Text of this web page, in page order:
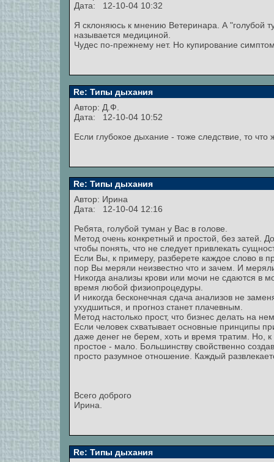
Дата: 12-10-04 10:32
Я склоняюсь к мнению Ветеринара. А "голубой
называется медициной.
Чудес по-прежнему нет. Но купирование
Re: Типы дыхания
Автор: Д.Ф.
Дата: 12-10-04 10:52
Если глубокое дыхание - тоже следствие, то что
Re: Типы дыхания
Автор: Ирина
Дата: 12-10-04 12:16
Ребята, голубой туман у Вас в голове.
Метод очень конкретный и простой, без затей.
чтобы понять, что не следует привлекать
Если Вы, к примеру, разберете каждое слово в
пор Вы меряли неизвестно что и зачем. И
Никогда анализы крови или мочи не сдаются в
время любой физиопроцедуры.
И никогда бесконечная сдача анализов не
ухудшиться, и прогноз станет плачевным.
Метод настолько прост, что бизнес делать на
Если человек схватывает основные принципы
даже денег не берем, хоть и время тратим. Но,
простое - мало. Большинству свойственно
просто разумное отношение. Каждый
Всего доброго
Ирина.
Re: Типы дыхания